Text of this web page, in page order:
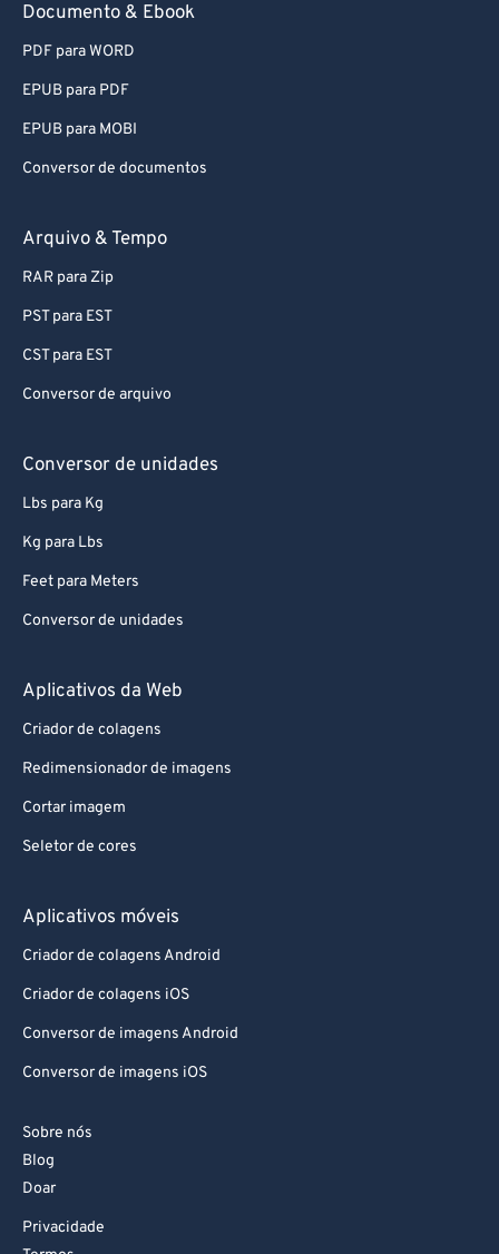
Documento & Ebook
PDF para WORD
EPUB para PDF
EPUB para MOBI
Conversor de documentos
Arquivo & Tempo
RAR para Zip
PST para EST
CST para EST
Conversor de arquivo
Conversor de unidades
Lbs para Kg
Kg para Lbs
Feet para Meters
Conversor de unidades
Aplicativos da Web
Criador de colagens
Redimensionador de imagens
Cortar imagem
Seletor de cores
Aplicativos móveis
Criador de colagens Android
Criador de colagens iOS
Conversor de imagens Android
Conversor de imagens iOS
Sobre nós
Blog
Doar
Privacidade